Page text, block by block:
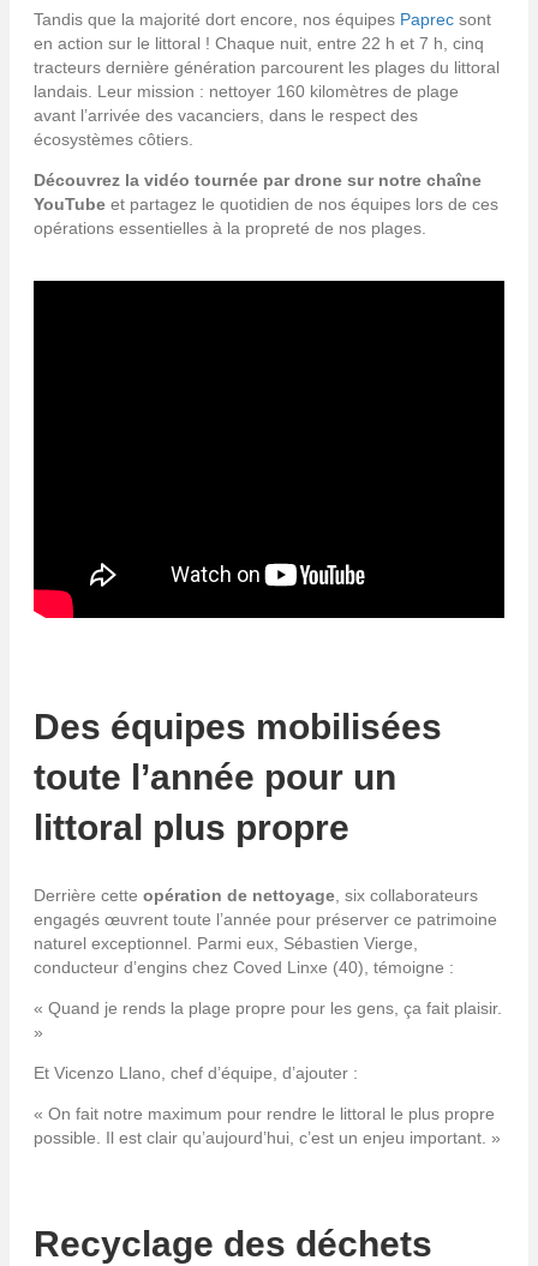
Tandis que la majorité dort encore, nos équipes Paprec sont
en action sur le littoral ! Chaque nuit, entre 22 h et 7 h, cinq
tracteurs dernière génération parcourent les plages du littoral
landais. Leur mission : nettoyer 160 kilomètres de plage
avant l’arrivée des vacanciers, dans le respect des
écosystèmes côtiers.
Découvrez la vidéo tournée par drone sur notre chaîne
YouTube et partagez le quotidien de nos équipes lors de ces
opérations essentielles à la propreté de nos plages.
Des équipes mobilisées
toute l’année pour un
littoral plus propre
Derrière cette opération de nettoyage , six collaborateurs
engagés œuvrent toute l’année pour préserver ce patrimoine
naturel exceptionnel. Parmi eux, Sébastien Vierge,
conducteur d’engins chez Coved Linxe (40), témoigne :
« Quand je rends la plage propre pour les gens, ça fait plaisir.
»
Et Vicenzo Llano, chef d’équipe, d’ajouter :
« On fait notre maximum pour rendre le littoral le plus propre
possible. Il est clair qu’aujourd’hui, c’est un enjeu important. »
Recyclage des déchets